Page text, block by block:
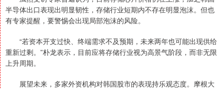
半导体出口表现出明显韧性，存储行业短期内不存在明显泡沫。但也
有专家提醒，要警惕会出现局部泡沫的风险。
“若资本开支过快、终端需求不及预期，未来两年也可能出现供给
重新过剩。”朴龙表示，目前应将存储行业视为高景气阶段，而非无限
上升周期。
展望未来，多家外资机构对韩国股市的表现持乐观态度。摩根大